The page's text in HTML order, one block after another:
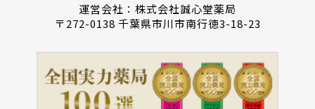
運営会社：株式会社誠心堂薬局
〒272-0138 千葉県市川市南行徳3-18-23